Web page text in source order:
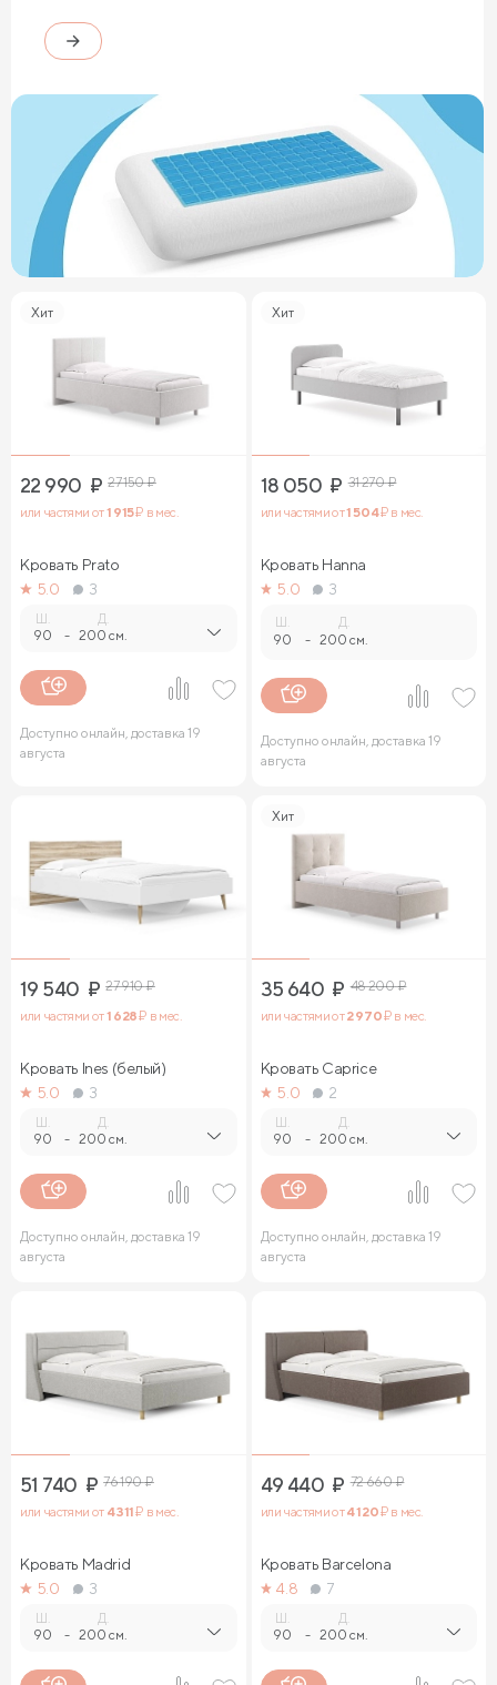
Хит
22 990 ₽ 27 150₽
или частями от1 915₽ в мес.
Кровать Prato
5.0
3
90 -
Д.
200 см.
Доступно онлайн, доставка 19
августа
Хит
18 050 ₽ 31 270₽
или частями от1 504₽ в мес.
Кровать Hanna
5.0
3
90 -
Д.
200 см.
Доступно онлайн, доставка 19
августа
19 540 ₽ 27 910₽
или частями от1 628₽ в мес.
Кровать Ines (белый)
5.0
3
90 -
Д.
200 см.
Доступно онлайн, доставка 19
августа
Хит
35 640 ₽ 48 200₽
или частями от2 970₽ в мес.
Кровать Caprice
5.0
2
90 -
Д.
200 см.
Доступно онлайн, доставка 19
августа
51 740 ₽ 76 190₽
или частями от 4 311₽ в мес.
Кровать Madrid
5.0
3
90 -
Д.
200 см.
49 440 ₽ 72 660₽
или частями от4 120₽ в мес.
Кровать Barcelona
4.8
7
90 -
Д.
200 см.